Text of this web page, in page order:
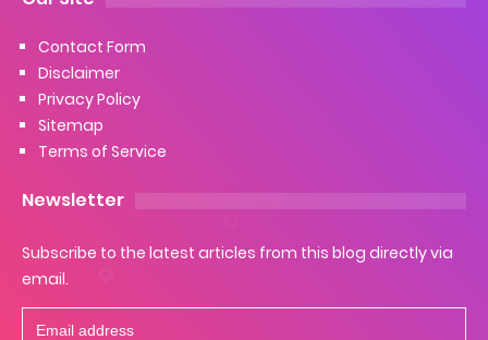
Contact Form
Disclaimer
Privacy Policy
Sitemap
Terms of Service
Newsletter
Subscribe to the latest articles from this blog directly via
email.